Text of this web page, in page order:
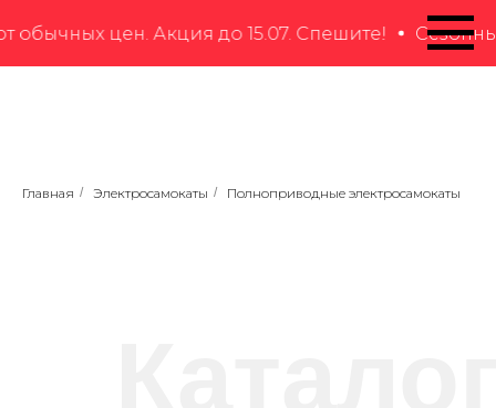
обычных цен. Акция до 15.07. Спешите!
Главная / Электросамокаты / Полноприводные электросамокаты